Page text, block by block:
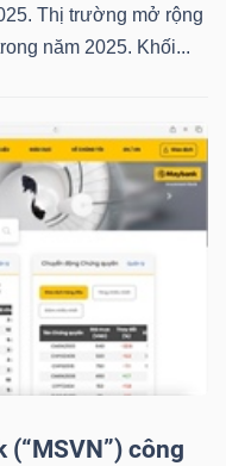
Thị trường mở rộng
năm 2025. Khối...
công